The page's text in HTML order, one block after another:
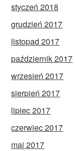
styczeń 2018
grudzień 2017
listopad 2017
październik 2017
wrzesień 2017
sierpień 2017
lipiec 2017
czerwiec 2017
maj 2017